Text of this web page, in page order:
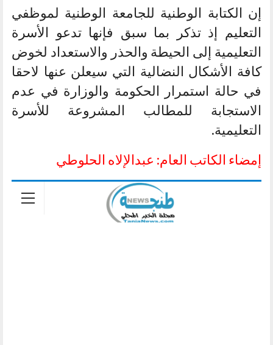
إن الكتابة الوطنية للجامعة الوطنية لموظفي
التعليم إذ تذكر بما سبق فإنها تدعو الأسرة
التعليمية إلى الحيطة والحذر والاستعداد لخوض
كافة الأشكال النضالية التي سيعلن عنها لاحقا
في حالة استمرار الحكومة والوزارة في عدم
الاستجابة للمطالب المشروعة للأسرة
التعليمية.
إمضاء الكاتب العام: عبدالإلاه الحلوطي